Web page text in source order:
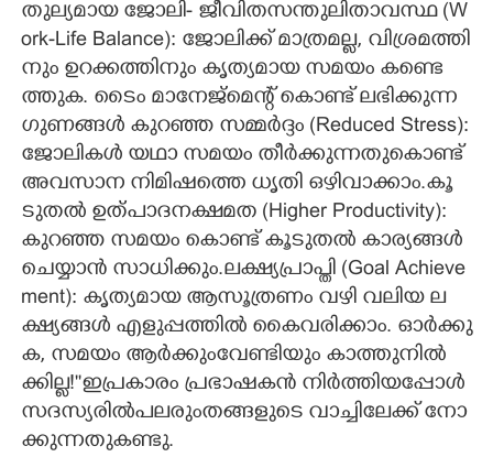
തു​ല്യ​മാ​യ​ ​ജോ​ലി​-​ ​ജീ​വി​ത​സ​ന്തു​ലി​താ​വ​സ്ഥ​ ​(​W​
o​r​k​-​L​i​f​e​ ​B​a​l​a​n​c​e​)​:​ ​ജോ​ലി​ക്ക് ​മാ​ത്ര​മ​ല്ല,​ ​വി​ശ്ര​മ​ത്തി​
നും​ ​ഉ​റ​ക്ക​ത്തി​നും​ ​കൃ​ത്യ​മാ​യ​ ​സ​മ​യം​ ​ക​ണ്ടെ​
ത്തു​ക.​ ​ടൈം​ ​മാ​നേ​ജ്മെ​ന്റ് ​കൊ​ണ്ട് ​ല​ഭി​ക്കു​ന്ന​ ​
ഗു​ണ​ങ്ങൾ കു​റ​ഞ്ഞ​ ​സ​മ്മ​ർ​ദ്ദം​ ​(​R​e​d​u​c​e​d​ ​S​t​r​e​s​s​)​:​
​ജോ​ലി​ക​ൾ​ ​യ​ഥാ​ ​സ​മ​യം​ ​തീ​ർ​ക്കു​ന്ന​തു​കൊ​ണ്ട് ​
അ​വ​സാ​ന​ ​നി​മി​ഷ​ത്തെ​ ​ധൃ​തി​ ​ഒ​ഴി​വാ​ക്കാം.​കൂ​
ടു​ത​ൽ​ ​ഉ​ത്പാദ​ന​ക്ഷ​മ​ത​ ​(​H​i​g​h​e​r​ ​P​r​o​d​u​c​t​i​v​i​t​y​)​:​ ​
കു​റ​ഞ്ഞ​ ​സ​മ​യം​ ​കൊ​ണ്ട് ​കൂ​ടു​ത​ൽ​ ​കാ​ര്യ​ങ്ങ​ൾ​ ​
ചെ​യ്യാ​ൻ​ ​സാ​ധി​ക്കും.​ല​ക്ഷ്യ​പ്രാ​പ്തി​ ​(​G​o​a​l​ ​A​c​h​i​e​v​e​
m​e​n​t​)​:​ ​കൃ​ത്യ​മാ​യ​ ​ആ​സൂ​ത്ര​ണം​ ​വ​ഴി​ ​വ​ലി​യ​ ​ല​
ക്ഷ്യ​ങ്ങ​ൾ​ ​എ​ളു​പ്പ​ത്തി​ൽ​ ​കൈ​വ​രി​ക്കാം.​ ​ഓ​ർ​ക്കു​
ക, സ​മ​യം​ ​ആ​ർ​ക്കും​വേ​ണ്ടി​യും​ ​കാ​ത്തു​നി​ൽ​
ക്കി​ല്ല​!""​ഇ​പ്ര​കാ​രം​ ​പ്ര​ഭാ​ഷ​ക​ൻ​ ​നി​ർ​ത്തി​യ​പ്പോ​ൾ​ ​
സ​ദ​സ്യ​രി​ൽ​പ​ല​രും​ത​ങ്ങ​ളു​ടെ​ ​വാ​ച്ചി​ലേ​ക്ക് നോ​
ക്കു​ന്ന​തു​ക​ണ്ടു.